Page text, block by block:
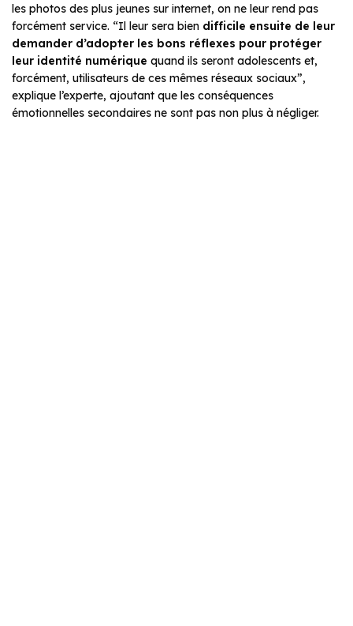
les photos des plus jeunes sur internet, on ne leur rend pas
forcément service. “Il leur sera bien difficile ensuite de leur
demander d’adopter les bons réflexes pour protéger
leur identité numérique quand ils seront adolescents et,
forcément, utilisateurs de ces mêmes réseaux sociaux”,
explique l’experte, ajoutant que les conséquences
émotionnelles secondaires ne sont pas non plus à négliger.